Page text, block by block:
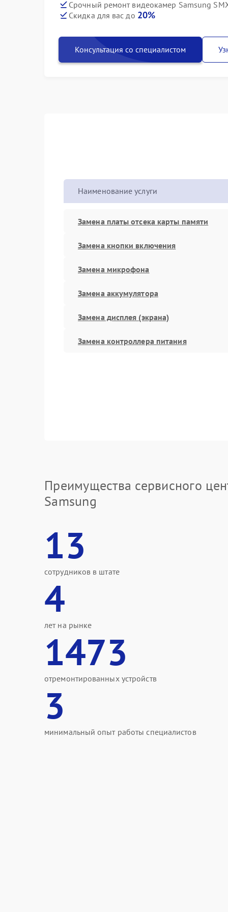
Срочный ремонт видеокамер Samsung
Скидка для вас до 20%
Консультация со специалистом
Наименование услуги
Замена платы отсека карты памяти
Замена кнопки включения
Замена микрофона
Замена аккумулятора
Замена дисплея (экрана)
Замена контроллера питания
Преимущества сервисного
Samsung
13
сотрудников в штате
4
лет на рынке
1473
отремонтированных устройств
3
минимальный опыт работы специалистов